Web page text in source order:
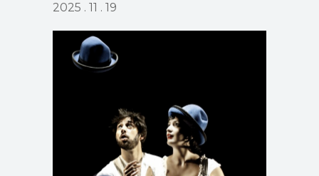
2025 . 11 . 19